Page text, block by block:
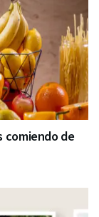
comiendo de